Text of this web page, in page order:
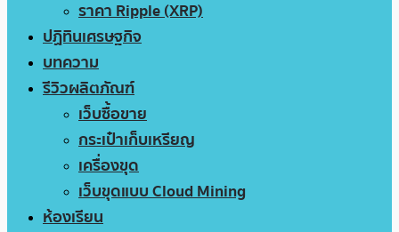
ราคา Ripple (XRP)
ปฏิทินเศรษฐกิจ
บทความ
รีวิวผลิตภัณฑ์
เว็บซื้อขาย
กระเป๋าเก็บเหรียญ
เครื่องขุด
เว็บขุดแบบ Cloud Mining
ห้องเรียน